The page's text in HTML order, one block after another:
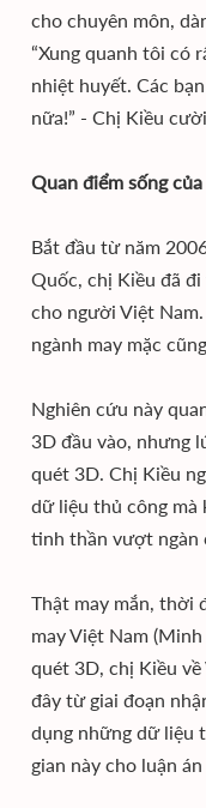
cho chuyên môn,
“Xung quanh tôi có
nhiệt huyết. Các
nữa!” - Chị Kiều
Quan điểm sống
Bắt đầu từ năm
Quốc, chị Kiều đã
cho người Việt
ngành may mặc
Nghiên cứu này
3D đầu vào, nhưng
quét 3D. Chị Kiều
dữ liệu thủ công mà
tinh thần vượt ngàn
Thật may mắn, thời
may Việt Nam
quét 3D, chị Kiều
đây từ giai đoạn
dụng những dữ liệu
gian này cho luận